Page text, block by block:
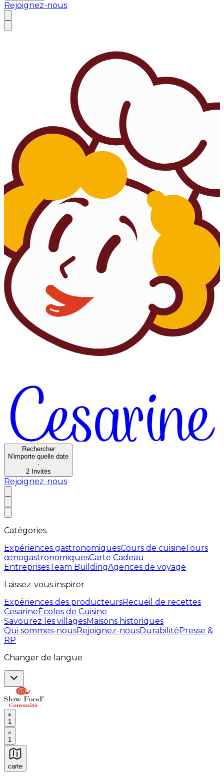
Rejoignez-nous
Rechercher
N'importe quelle date
·
2 Invités
Rejoignez-nous
Catégories
Expériences gastronomiquesCours de cuisineTours
œnogastronomiquesCarte Cadeau
EntreprisesTeam BuildingAgences de voyage
Laissez-vous inspirer
Expériences des producteursRecueil de recettes
CesarineÈcoles de Cuisine
Savourez les villagesMaisons historiques
Qui sommes-nousRejoignez-nousDurabilitéPresse &
RP
Changer de langue
1
1
carte